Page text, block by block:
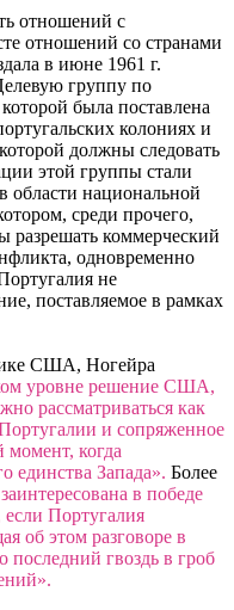
отношений с
отношений со странами
в июне 1961 г.
группу по
была поставлена
колониях и
должны следовать
этой группы стали
области национальной
среди прочего,
коммерческий
одновременно
не
поставляемое в рамках
США, Ногейра
уровне решение США,
рассматриваться как
и сопряженное
когда
единства Запада». Более
в победе
Португалия
об этом разговоре в
последний гвоздь в гроб